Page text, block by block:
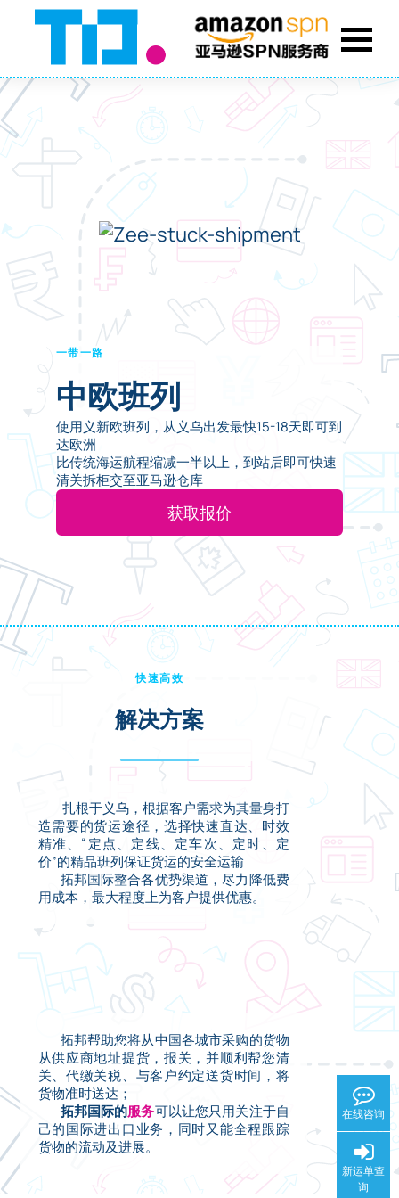
在线咨询
新运单查
询
一带一路
中欧班列
使用义新欧班列，从义乌出发最快15-18天即可到
达欧洲
比传统海运航程缩减一半以上，到站后即可快速
清关拆柜交至亚马逊仓库
获取报价
快速高效
解决方案
扎根于义乌，根据客户需求为其量身打
造需要的货运途径，选择快速直达、时效
精准、“定点、定线、定车次、定时、定
价”的精品班列保证货运的安全运输
拓邦国际整合各优势渠道，尽力降低费
用成本，最大程度上为客户提供优惠。
拓邦帮助您将从中国各城市采购的货物
从供应商地址提货，报关，并顺利帮您清
关、代缴关税、与客户约定送货时间，将
货物准时送达；
拓邦国际的服务可以让您只用关注于自
己的国际进出口业务，同时又能全程跟踪
货物的流动及进展。